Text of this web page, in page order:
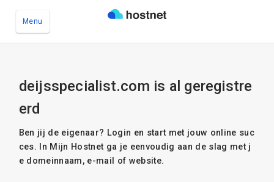
Menu
deijsspecialist.com is al geregistre
erd
Ben jij de eigenaar? Login en start met jouw online suc
ces. In Mijn Hostnet ga je eenvoudig aan de slag met j
e domeinnaam, e-mail of website.